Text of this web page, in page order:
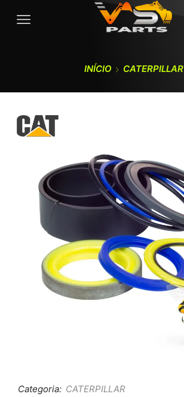
INÍCIO CATERPILLAR
Categoria: CATERPILLAR